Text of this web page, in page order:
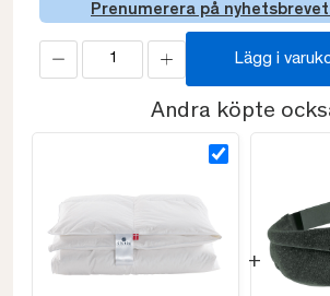
Prenumerera på nyhetsbrevet
Lägg i
Andra köpte